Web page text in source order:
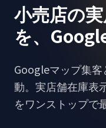
小売店の
を、
Googleマップ集
動。実店舗在庫表
をワンストップで